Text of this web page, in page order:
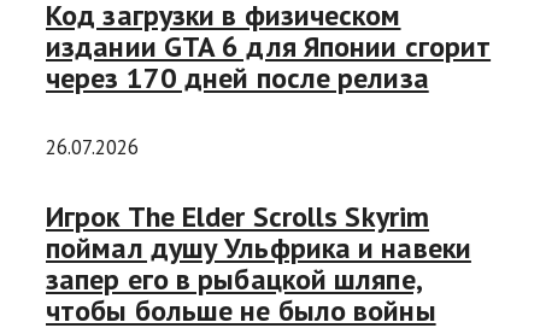
Код загрузки в физическом
издании GTA 6 для Японии сгорит
через 170 дней после релиза
26.07.2026
Игрок The Elder Scrolls Skyrim
поймал душу Ульфрика и навеки
запер его в рыбацкой шляпе,
чтобы больше не было войны